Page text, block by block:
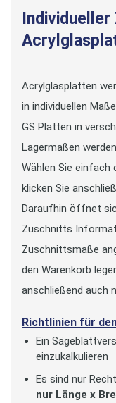
Acrylglasplatten
in individuellen
GS Platten in
Lagermaßen
Wählen Sie einfach
klicken Sie
Daraufhin öffnet
Zuschnitts
Zuschnittsmaße
den Warenkorb
anschließend auch
Richtlinien für
Ein
einzukalkulieren
Es sind nur
nur Länge x